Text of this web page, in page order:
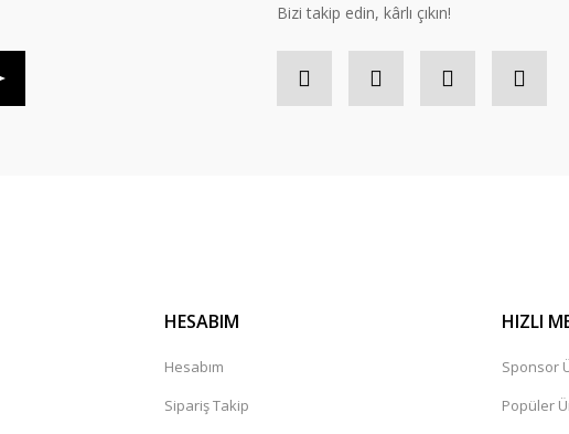
Bizi takip edin, kârlı çıkın!
HESABIM
Hesabım
Sipariş Takip
HIZLI
Sponsor
Popüler